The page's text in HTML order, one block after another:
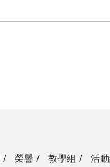
榮譽 教學組 活